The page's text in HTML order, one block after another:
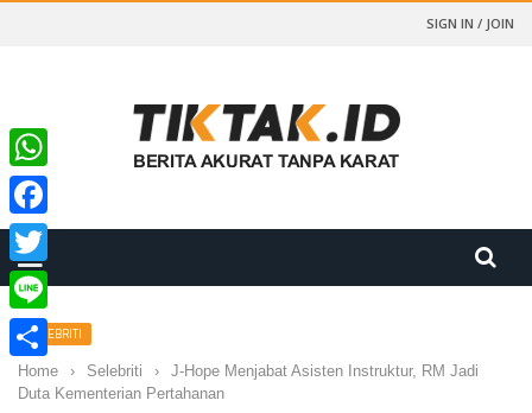
SIGN IN / JOIN
SELEBRITI
Home › Selebriti ›
J-Hope Menjabat Asisten Instruktur, RM Jadi
Duta Kementerian Pertahanan
WhatsApp
Facebook
Twitter
Line
Share